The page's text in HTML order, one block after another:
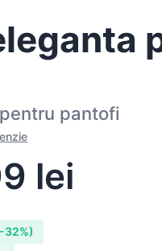
pantofi
lei
32%)